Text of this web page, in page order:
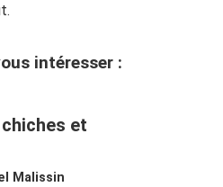
intéresser :
et
Malissin